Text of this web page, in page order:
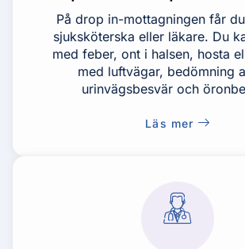
På drop in-mottagningen får
sjuksköterska eller läkare. Du
med feber, ont i halsen, hosta
med luftvägar, bedömning
urinvägsbesvär och
Läs mer